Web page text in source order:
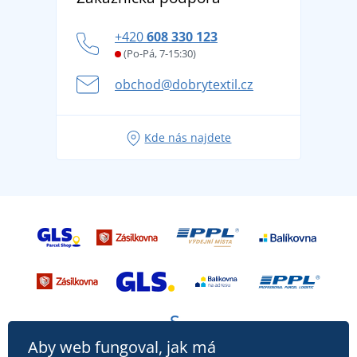
Věrnostní program BONTIS +
tradicí od roku 1976
Letní dobrodružství začíná balením aneb připravte
se na dovolenou bez starostí
Tipy na svěží outfity pro pohodové léto
+420608 330 123
(Po-Pá, 7-15:30)
obchod@dobrytextil.cz
Kde nás najdete
Aby web fungoval, jak má